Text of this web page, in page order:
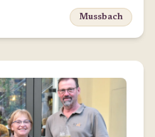
Mussbach